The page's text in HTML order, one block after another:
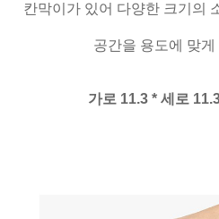
칸막이가 있어 다양한 크기의
공간을 용도에 맞
가로 11.3 * 세로